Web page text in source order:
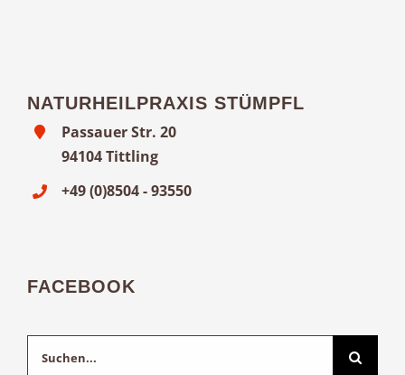
NATURHEILPRAXIS STÜMPFL
Passauer Str. 20
94104 Tittling
+49 (0)8504 - 93550
FACEBOOK